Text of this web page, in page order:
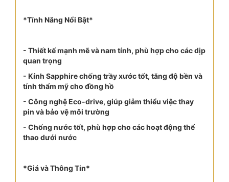
*Tính Năng Nổi Bật*
- Thiết kế mạnh mẽ và nam tính, phù hợp cho các dịp
quan trọng
- Kính Sapphire chống trầy xước tốt, tăng độ bền và
tính thẩm mỹ cho đồng hồ
- Công nghệ Eco-drive, giúp giảm thiểu việc thay
pin và bảo vệ môi trường
- Chống nước tốt, phù hợp cho các hoạt động thể
thao dưới nước
*Giá và Thông Tin*